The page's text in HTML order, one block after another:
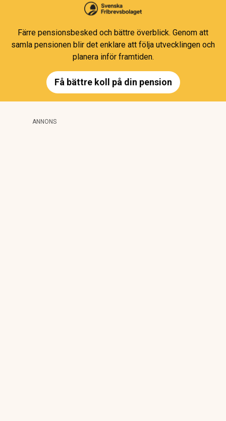
Färre pensionsbesked och bättre överblick. Genom att
samla pensionen blir det enklare att följa utvecklingen och
planera inför framtiden.
Få bättre koll på din pension
ANNONS